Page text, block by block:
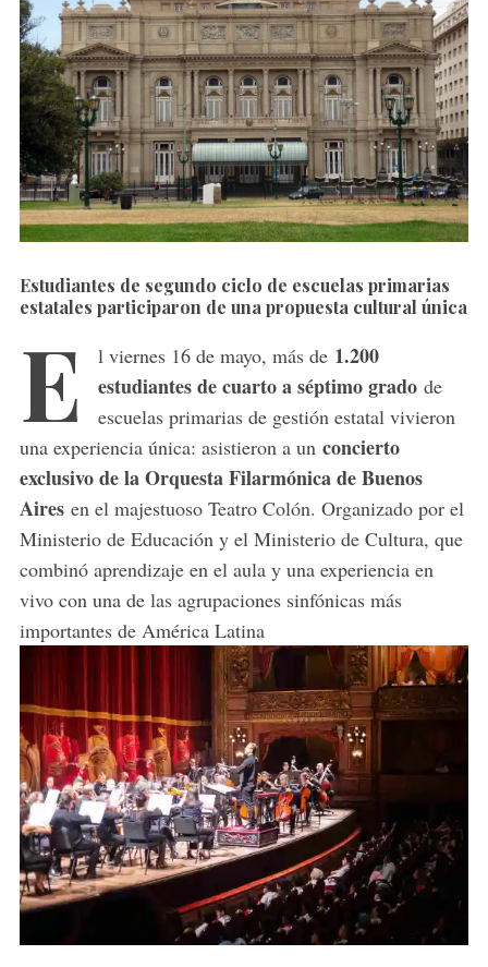
Estudiantes de segundo ciclo de escuelas primarias
estatales participaron de una propuesta cultural única
E l viernes 16 de mayo, más de 1.200
estudiantes de cuarto a séptimo grado de
escuelas primarias de gestión estatal vivieron
una experiencia única: asistieron a un concierto
exclusivo de la Orquesta Filarmónica de Buenos
Aires en el majestuoso Teatro Colón. Organizado por el
Ministerio de Educación y el Ministerio de Cultura, que
combinó aprendizaje en el aula y una experiencia en
vivo con una de las agrupaciones sinfónicas más
importantes de América Latina